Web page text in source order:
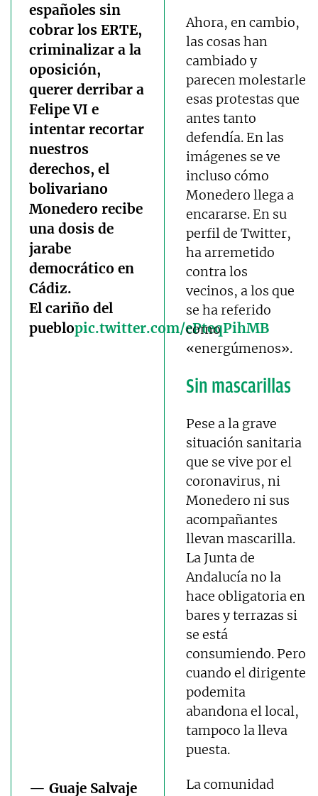
españoles sin
cobrar los ERTE,
criminalizar a la
oposición,
querer derribar a
Felipe VI e
intentar recortar
nuestros
derechos, el
bolivariano
Monedero recibe
una dosis de
jarabe
democrático en
Cádiz.
El cariño del
pueblopic.twitter.com/ePteqPihMB
— Guaje Salvaje
Ahora, en cambio,
las cosas han
cambiado y
parecen molestarle
esas protestas que
antes tanto
defendía. En las
imágenes se ve
incluso cómo
Monedero llega a
encararse. En su
perfil de Twitter,
ha arremetido
contra los
vecinos, a los que
se ha referido
como
«energúmenos».
Sin mascarillas
Pese a la grave
situación sanitaria
que se vive por el
coronavirus, ni
Monedero ni sus
acompañantes
llevan mascarilla.
La Junta de
Andalucía no la
hace obligatoria en
bares y terrazas si
se está
consumiendo. Pero
cuando el dirigente
podemita
abandona el local,
tampoco la lleva
puesta.
La comunidad